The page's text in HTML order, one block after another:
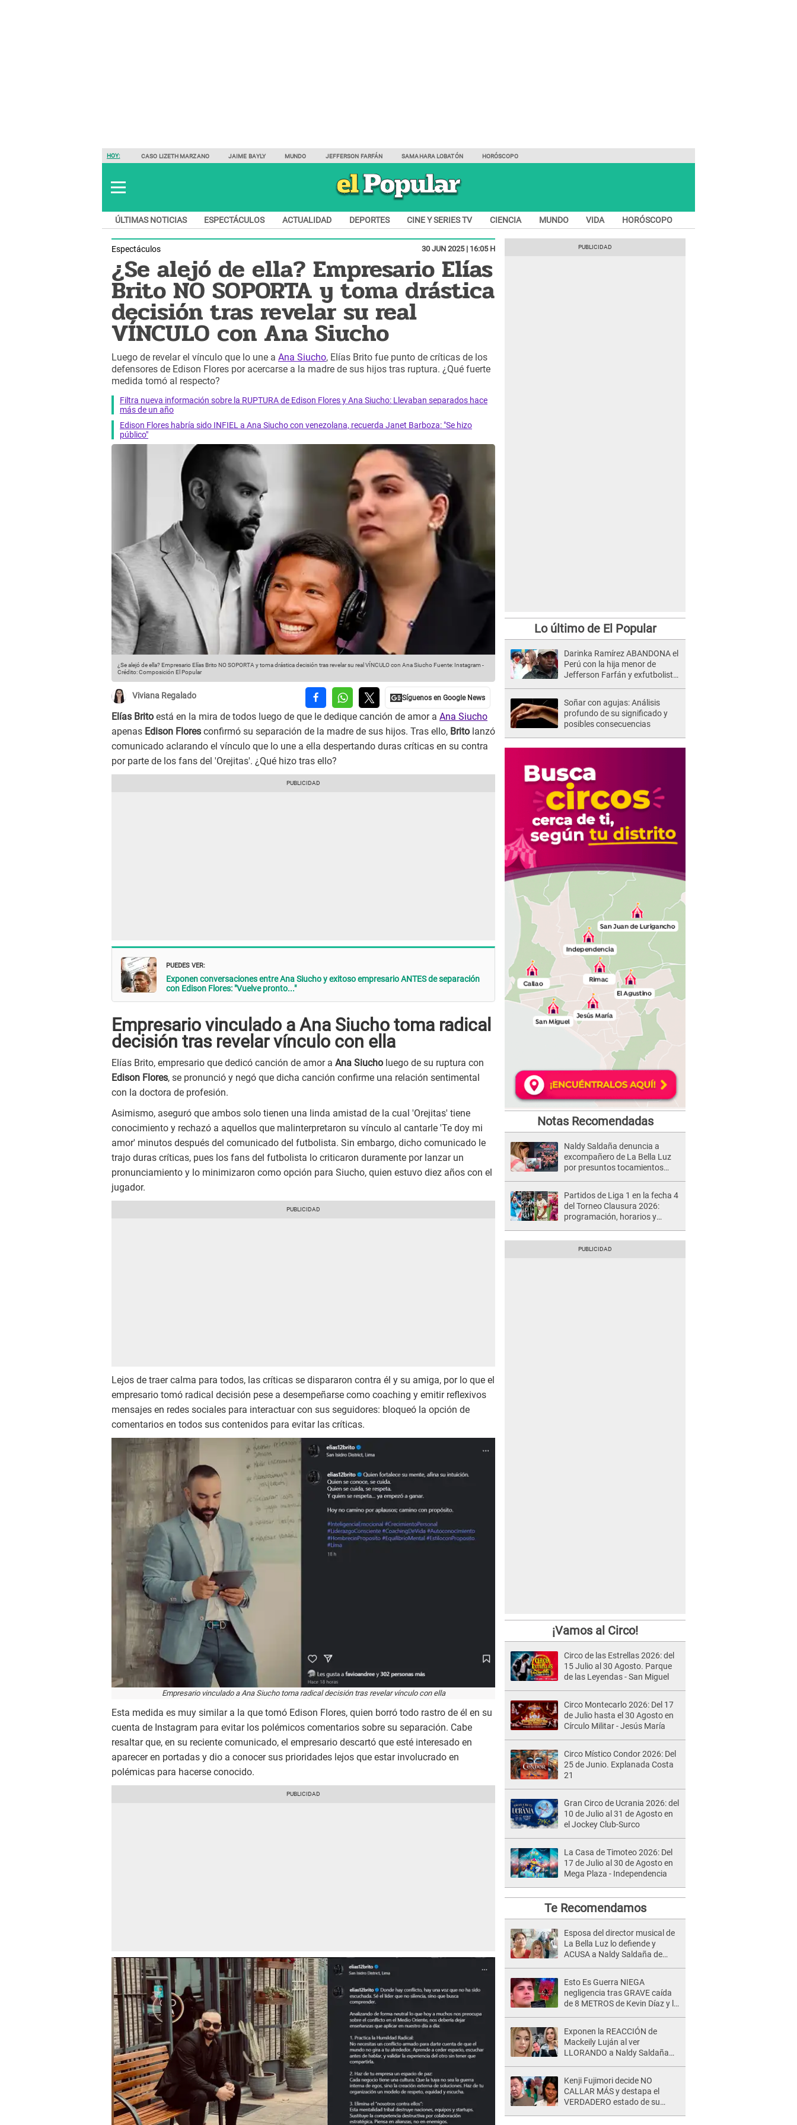
HOY: CASO LIZETH MARZANO JAIME BAYLY MUNDO JEFFERSON FARFÁN SAMAHARA LOBATÓN HORÓSCOPO
ÚLTIMAS NOTICIAS ESPECTÁCULOS ACTUALIDAD DEPORTES CINE Y SERIES TV CIENCIA MUNDO VIDA HORÓSCOPO
Espectáculos 30 JUN 2025 | 16:05 H
¿Se alejó de ella? Empresario Elías
Brito NO SOPORTA y toma drástica
decisión tras revelar su real
VÍNCULO con Ana Siucho
Luego de revelar el vínculo que lo une a Ana Siucho, Elías Brito fue punto de críticas de los
defensores de Edison Flores por acercarse a la madre de sus hijos tras ruptura. ¿Qué fuerte
medida tomó al respecto?
Filtra nueva información sobre la RUPTURA de Edison Flores y Ana Siucho: Llevaban separados hace
más de un año
Edison Flores habría sido INFIEL a Ana Siucho con venezolana, recuerda Janet Barboza: "Se hizo
público"
¿Se alejó de ella? Empresario Elías Brito NO SOPORTA y toma drástica decisión tras revelar su real VÍNCULO con Ana Siucho Fuente: Instagram -
Crédito: Composición El Popular
Viviana Regalado
Elías Brito está en la mira de todos luego de que le dedique canción de amor a Ana Siucho
apenas Edison Flores confirmó su separación de la madre de sus hijos. Tras ello, Brito lanzó
comunicado aclarando el vínculo que lo une a ella despertando duras críticas en su contra
por parte de los fans del 'Orejitas'. ¿Qué hizo tras ello?
PUEDES VER:
Exponen conversaciones entre Ana Siucho y exitoso empresario ANTES de separación
con Edison Flores: "Vuelve pronto..."
Empresario vinculado a Ana Siucho toma radical
decisión tras revelar vínculo con ella
Elías Brito, empresario que dedicó canción de amor a Ana Siucho luego de su ruptura con
Edison Flores, se pronunció y negó que dicha canción confirme una relación sentimental
con la doctora de profesión.
Asimismo, aseguró que ambos solo tienen una linda amistad de la cual 'Orejitas' tiene
conocimiento y rechazó a aquellos que malinterpretaron su vínculo al cantarle 'Te doy mi
amor' minutos después del comunicado del futbolista. Sin embargo, dicho comunicado le
trajo duras críticas, pues los fans del futbolista lo criticaron duramente por lanzar un
pronunciamiento y lo minimizaron como opción para Siucho, quien estuvo diez años con el
jugador.
Lejos de traer calma para todos, las críticas se dispararon contra él y su amiga, por lo que el
empresario tomó radical decisión pese a desempeñarse como coaching y emitir reflexivos
mensajes en redes sociales para interactuar con sus seguidores: bloqueó la opción de
comentarios en todos sus contenidos para evitar las críticas.
Empresario vinculado a Ana Siucho toma radical decisión tras revelar vínculo con ella
Esta medida es muy similar a la que tomó Edison Flores, quien borró todo rastro de él en su
cuenta de Instagram para evitar los polémicos comentarios sobre su separación. Cabe
resaltar que, en su reciente comunicado, el empresario descartó que esté interesado en
aparecer en portadas y dio a conocer sus prioridades lejos que estar involucrado en
polémicas para hacerse conocido.
Lo último de El Popular
Darinka Ramírez ABANDONA el
Perú con la hija menor de
Jefferson Farfán y exfutbolista
Soñar con agujas: Análisis
profundo de su significado y
posibles consecuencias
Notas Recomendadas
Naldy Saldaña denuncia a
excompañero de La Bella Luz
por presuntos tocamientos
Partidos de Liga 1 en la fecha 4
del Torneo Clausura 2026:
programación, horarios y
¡Vamos al Circo!
Circo de las Estrellas 2026: del
15 Julio al 30 Agosto. Parque
de las Leyendas - San Miguel
Circo Montecarlo 2026: Del 17
de Julio hasta el 30 Agosto en
Círculo Militar - Jesús María
Circo Místico Condor 2026: Del
25 de Junio. Explanada Costa
21
Gran Circo de Ucrania 2026: del
10 de Julio al 31 de Agosto en
el Jockey Club-Surco
La Casa de Timoteo 2026: Del
17 de Julio al 30 de Agosto en
Mega Plaza - Independencia
Te Recomendamos
Esposa del director musical de
La Bella Luz lo defiende y
ACUSA a Naldy Saldaña de
Esto Es Guerra NIEGA
negligencia tras GRAVE caída
de 8 METROS de Kevin Díaz y lo
Exponen la REACCIÓN de
Mackeily Luján al ver
LLORANDO a Naldy Saldaña
Kenji Fujimori decide NO
CALLAR MÁS y destapa el
VERDADERO estado de su